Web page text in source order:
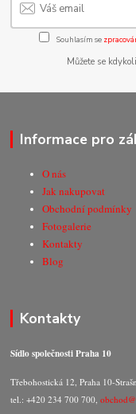
Souhlasím se
Můžete se
Informace pro
O nás
Jak nakupovat
Obchodní podmínky
Fotogalerie
Kontakty
Blog
Kontakty
Sídlo společnosti Praha 10
Třebohostická 12, Praha 10-
tel.: +420 234 700 700,